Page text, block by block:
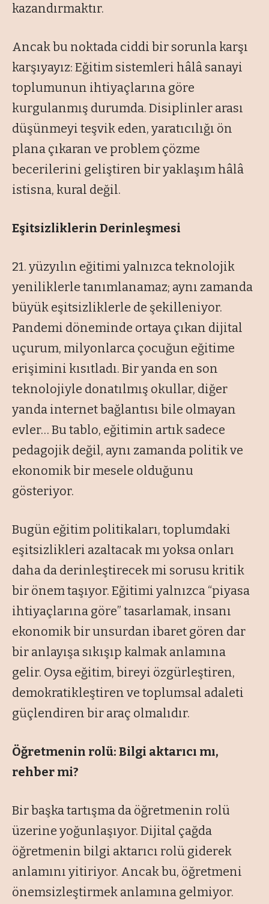
kazandırmaktır.
Ancak bu noktada ciddi bir sorunla karşı
karşıyayız: Eğitim sistemleri hâlâ sanayi
toplumunun ihtiyaçlarına göre
kurgulanmış durumda. Disiplinler arası
düşünmeyi teşvik eden, yaratıcılığı ön
plana çıkaran ve problem çözme
becerilerini geliştiren bir yaklaşım hâlâ
istisna, kural değil.
Eşitsizliklerin Derinleşmesi
21. yüzyılın eğitimi yalnızca teknolojik
yeniliklerle tanımlanamaz; aynı zamanda
büyük eşitsizliklerle de şekilleniyor.
Pandemi döneminde ortaya çıkan dijital
uçurum, milyonlarca çocuğun eğitime
erişimini kısıtladı. Bir yanda en son
teknolojiyle donatılmış okullar, diğer
yanda internet bağlantısı bile olmayan
evler… Bu tablo, eğitimin artık sadece
pedagojik değil, aynı zamanda politik ve
ekonomik bir mesele olduğunu
gösteriyor.
Bugün eğitim politikaları, toplumdaki
eşitsizlikleri azaltacak mı yoksa onları
daha da derinleştirecek mi sorusu kritik
bir önem taşıyor. Eğitimi yalnızca “piyasa
ihtiyaçlarına göre” tasarlamak, insanı
ekonomik bir unsurdan ibaret gören dar
bir anlayışa sıkışıp kalmak anlamına
gelir. Oysa eğitim, bireyi özgürleştiren,
demokratikleştiren ve toplumsal adaleti
güçlendiren bir araç olmalıdır.
Öğretmenin rolü: Bilgi aktarıcı mı,
rehber mi?
Bir başka tartışma da öğretmenin rolü
üzerine yoğunlaşıyor. Dijital çağda
öğretmenin bilgi aktarıcı rolü giderek
anlamını yitiriyor. Ancak bu, öğretmeni
önemsizleştirmek anlamına gelmiyor.